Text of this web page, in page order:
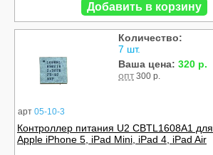
Добавить в корзину
арт 05-10-3
Количество:
7 шт.
Ваша цена: 320 р.
опт 300 р.
Контроллер питания U2 CBTL1608A1 для
Apple iPhone 5, iPad Mini, iPad 4, iPad Air